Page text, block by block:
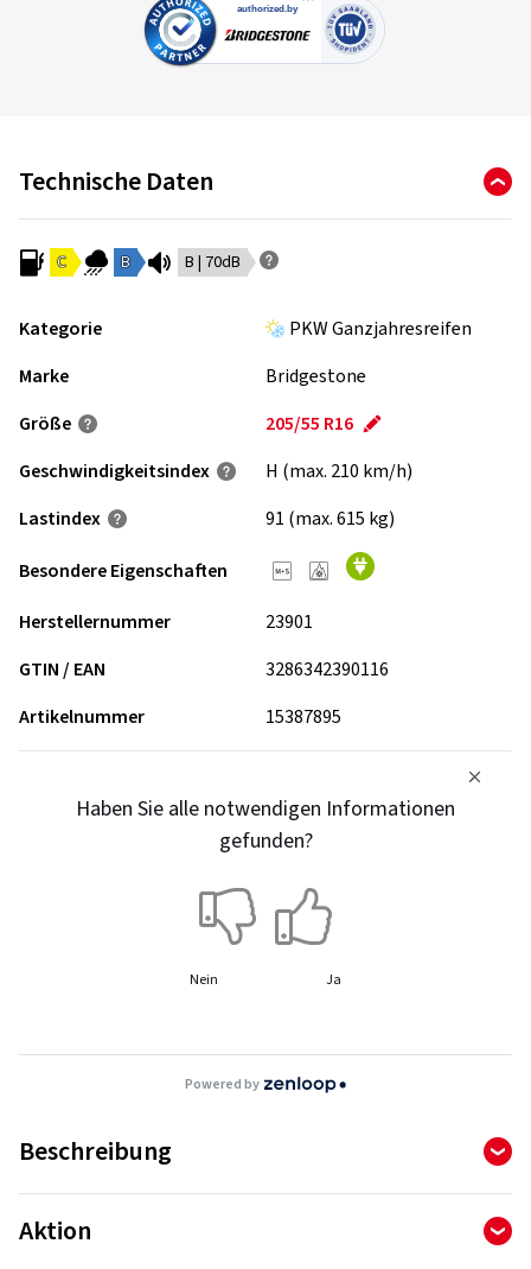
Technische Daten
C B B | 70dB
Kategorie
PKW Ganzjahresreifen
Marke
Bridgestone
Größe
205/55 R16
Geschwindigkeits­index
H (max. 210 km/h)
Lastindex
91 (max. 615 kg)
Besondere Eigenschaften
Herstellernummer
23901
GTIN / EAN
3286342390116
Artikelnummer
15387895
Haben Sie alle notwendigen Informationen
gefunden?
Nein Ja
Powered by
Beschreibung
Fahren Sie bedenkenlos, auch bei Regen oder
gelegentlichem Schnee. Der Turanza All Season 6
Aktion